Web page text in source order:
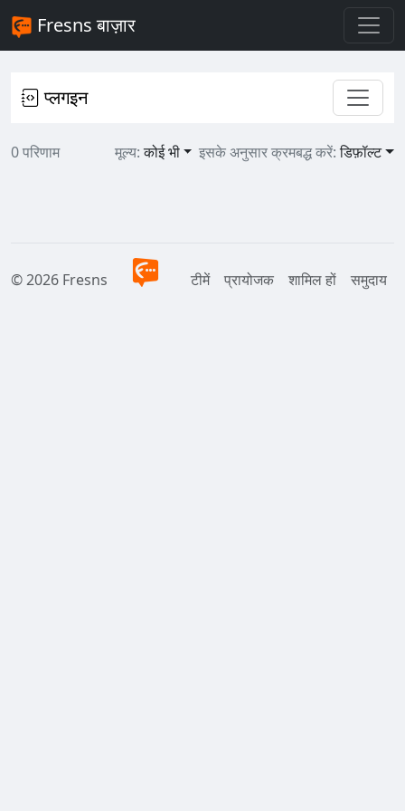
Fresns बाज़ार
प्लगइन
0 परिणाम मूल्य:कोई भी इसके अनुसार क्रमबद्ध करें:डिफ़ॉल्ट
© 2026 Fresns टीमें प्रायोजक शामिल हों समुदाय